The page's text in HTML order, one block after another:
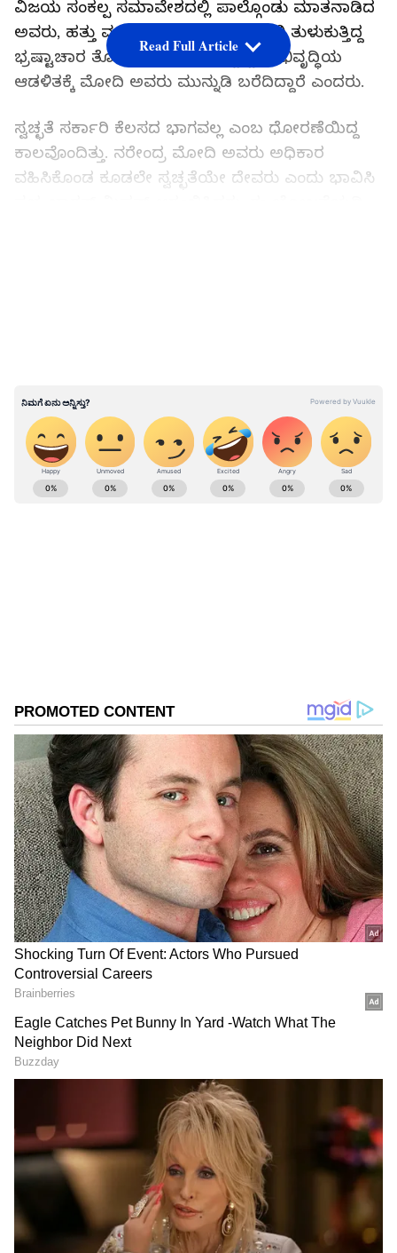
ವಿಜಯ ಸಂಕಲ್ಪ ಸಮಾವೇಶದಲ್ಲಿ ಪಾಲ್ಗೊಂಡು ಮಾತನಾಡಿದ
ಅವರು, ಹತ್ತು ವರ್ಷಗಳ ಹಿಂದೆ ಎಲ್ಲೆಡೆ ತುಂಬಿ ತುಳುಕುತ್ತಿದ್ದ
ಭ್ರಷ್ಟಾಚಾರ ತೊಲಗಿ, ಪಾರದರ್ಶಕ, ಸ್ವಚ್ಚ, ಅಭಿವೃದ್ಧಿಯ
ಆಡಳಿತಕ್ಕೆ ಮೋದಿ ಅವರು ಮುನ್ನುಡಿ ಬರೆದಿದ್ದಾರೆ ಎಂದರು.
ಸ್ವಚ್ಛತೆ ಸರ್ಕಾರಿ ಕೆಲಸದ ಭಾಗವಲ್ಲ ಎಂಬ ಧೋರಣೆಯಿದ್ದ
ಕಾಲವೊಂದಿತ್ತು. ನರೇಂದ್ರ ಮೋದಿ ಅವರು ಅಧಿಕಾರ
ವಹಿಸಿಕೊಂಡ ಕೂಡಲೇ ಸ್ವಚ್ಛತೆಯೇ ದೇವರು ಎಂದು ಭಾವಿಸಿ
ವಿವರಿಸಿದರು.
ಬಿಜೆಪಿ ಸುಳ್ಳು ಗ್ಯಾರೆಂಟಿಗೆ ವಾರೆಂಟಿ ಇಲ್ಲ: ಮಧು
ಬಂಗಾರಪ್ಪ ಲೇವಡಿ
Read Full Article
ABOUT THE AUTHOR
DOWNLOAD APP
ಕರ್ನಾಟಕ, ಭಾರತ (
ಕ್ಷಣಕ್ಷಣದ ಕನ್ನಡ ಸುದ್ದಿ (Kannada News)
ಅಪ್ಡೇಟ್‌ಗಳಿಗಾಗಿ ಏಷ್ಯಾನೆಟ್ ಸುವರ್ಣ ನ್ಯೂಸ್‌ ಫಾಲೋ
ಮಾಡಿ. ಬ್ರೇಕಿಂಗ್ ಸುದ್ದಿ (Latest Kannada News),
ವಿಶೇಷ ವರದಿಗಳು ಮತ್ತು ನೇರ ಪ್ರಸಾರಗಳೊಂದಿಗೆ
(kannada news live) ಸಂಪೂರ್ಣ ಮಾಹಿತಿ ಒಂದೇ
ಕ್ಲಿಕ್‌ನಲ್ಲಿ ಲಭ್ಯ. ಏಷ್ಯಾನೆಟ್ ಸುವರ್ಣ ನ್ಯೂಸ್ ಅಧಿಕೃತ
ಆ್ಯಪ್ ಡೌನ್‌ಲೋಡ್ ಮಾಡಿ ಹಾಗು ಎಲ್ಲಾ ಅಪ್‌ಡೇಟ್
ಗಳನ್ನು ಪಡೆಯಿರಿ.